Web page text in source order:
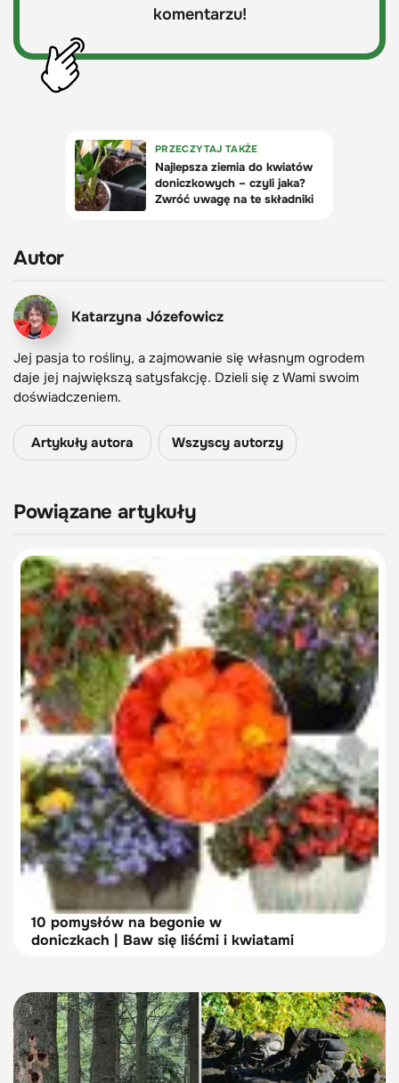
komentarzu!
Autor
Katarzyna Józefowicz
Jej pasja to rośliny, a zajmowanie się własnym ogrodem
daje jej największą satysfakcję. Dzieli się z Wami swoim
doświadczeniem.
Artykuły autora Wszyscy autorzy
Powiązane artykuły
10 pomysłów na begonie w
doniczkach | Baw się liśćmi i kwiatami